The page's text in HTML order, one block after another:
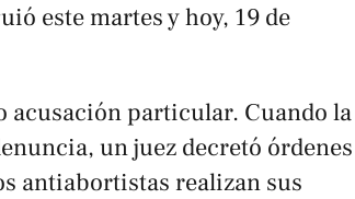
este martes y hoy, 19 de
acusación particular. Cuando la
un juez decretó órdenes
antiabortistas realizan sus